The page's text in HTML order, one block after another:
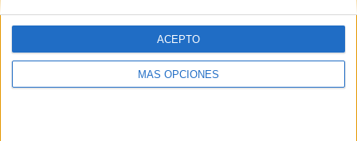
MÁS OPCIONES
ACEPTO
Suscribir